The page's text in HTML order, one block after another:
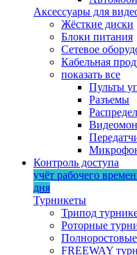
Аксессуары для
Жёсткие диски
Блоки питания
Сетевое
Кабельная
показать все
Пульты
Разъемы
Контроль доступа
учёт рабочего
дня
Турникеты
Трипод
Роторные
FREEWAY